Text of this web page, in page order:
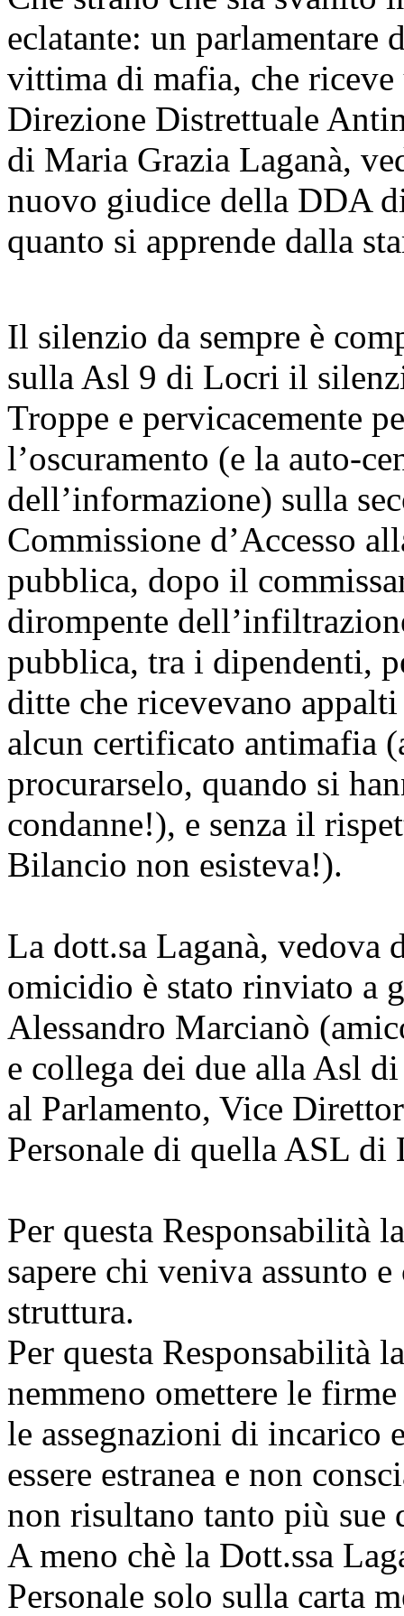
eclatante: un parlamentare
vittima di mafia, che
Direzione Distrettuale
di Maria Grazia Laganà,
nuovo giudice della DDA
quanto si apprende dalla
Il silenzio da sempre è
sulla Asl 9 di Locri il
Troppe e pervicacemente
l’oscuramento (e la auto-
dell’informazione) sulla
Commissione d’Accesso
pubblica, dopo il
dirompente
pubblica, tra i dipendenti,
ditte che ricevevano
alcun certificato antimafia
procurarselo, quando si
condanne!), e senza il
Bilancio non esisteva!).
La dott.sa Laganà,
omicidio è stato rinviato a
Alessandro Marcianò
e collega dei due alla Asl
al Parlamento, Vice
Personale di quella ASL di
Per questa Responsabilità
sapere chi veniva assunto
struttura.
Per questa Responsabilità
nemmeno omettere le
le assegnazioni di incarico
essere estranea e non
non risultano tanto più sue
A meno chè la Dott.ssa
Personale solo sulla carta